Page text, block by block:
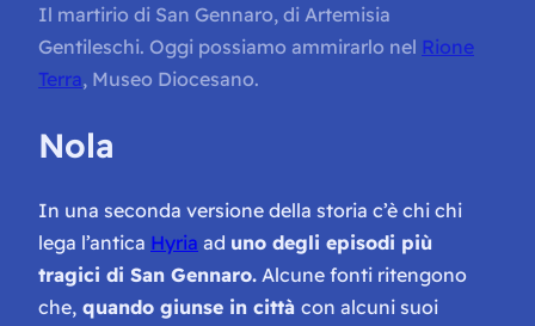
Il martirio di San Gennaro, di Artemisia
Gentileschi. Oggi possiamo ammirarlo nel Rione
Terra, Museo Diocesano.
Nola
In una seconda versione della storia c’è chi chi
lega l’antica Hyria ad uno degli episodi più
tragici di San Gennaro. Alcune fonti ritengono
che, quando giunse in città con alcuni suoi